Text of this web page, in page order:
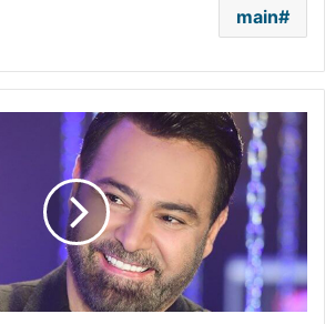
main
عاصي
الحلاني
يمثل
العرب
في
الحملة
العالمية
للحدّ
من